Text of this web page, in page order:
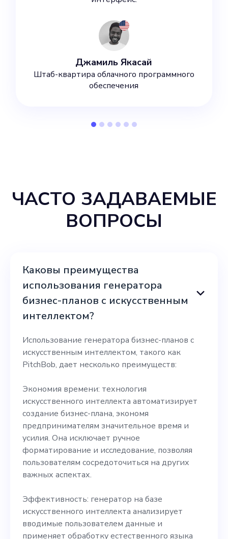
Джамиль Якасай
Штаб-квартира облачного программного
обеспечения
ЧАСТО ЗАДАВАЕМЫЕ
ВОПРОСЫ
Каковы преимущества
использования генератора
бизнес-планов с искусственным
интеллектом?
Использование генератора бизнес-планов с
искусственным интеллектом, такого как
PitchBob, дает несколько преимуществ:
Экономия времени: технология
искусственного интеллекта автоматизирует
создание бизнес-плана, экономя
предпринимателям значительное время и
усилия. Она исключает ручное
форматирование и исследование, позволяя
пользователям сосредоточиться на других
важных аспектах.
Эффективность: генератор на базе
искусственного интеллекта анализирует
вводимые пользователем данные и
применяет обработку естественного языка